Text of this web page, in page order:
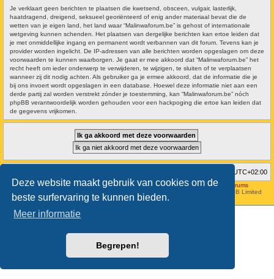
Deze website maakt gebruik van cookies om de
beste surfervaring te kunnen bieden.
Meer informatie
Begrepen!
Je verklaart geen berichten te plaatsen die kwetsend, obsceen, vulgair, lasterlijk,
haatdragend, dreigend, seksueel georiënteerd of enig ander materiaal bevat die de
wetten van je eigen land, het land waar “Malinwaforum.be” is gehost of internationale
wetgeving kunnen schenden. Het plaatsen van dergelijke berichten kan ertoe leiden dat
je met onmiddellijke ingang en permanent wordt verbannen van dit forum. Tevens kan je
provider worden ingelicht. De IP-adressen van alle berichten worden opgeslagen om deze
voorwaarden te kunnen waarborgen. Je gaat er mee akkoord dat “Malinwaforum.be” het
recht heeft om ieder onderwerp te verwijderen, te wijzigen, te sluiten of te verplaatsen
wanneer zij dit nodig achten. Als gebruiker ga je ermee akkoord, dat de informatie die je
bij ons invoert wordt opgeslagen in een database. Hoewel deze informatie niet aan een
derde partij zal worden verstrekt zónder je toestemming, kan “Malinwaforum.be” nóch
phpBB verantwoordelijk worden gehouden voor een hackpoging die ertoe kan leiden dat
de gegevens vrijkomen.
UTC+02:00
Hosted byAviation24.be - Latest News & Breaking Stories - Discussion Forums
® Forum Software © phpBB Limited
Nederlandse vertaling doorphpBB.nl